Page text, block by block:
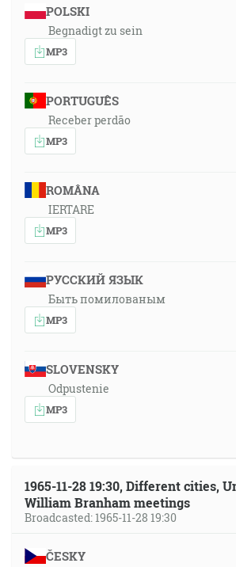
POLSKI
Begnadigt zu sein
MP3
PORTUGUÊS
Receber perdão
MP3
ROMÂNA
IERTARE
MP3
РУССКИЙ ЯЗЫК
Быть помилованым
MP3
SLOVENSKY
Odpustenie
MP3
1965-11-28 19:30, Different cities,
William Branham meetings
Broadcasted: 1965-11-28 19:30
ČESKY